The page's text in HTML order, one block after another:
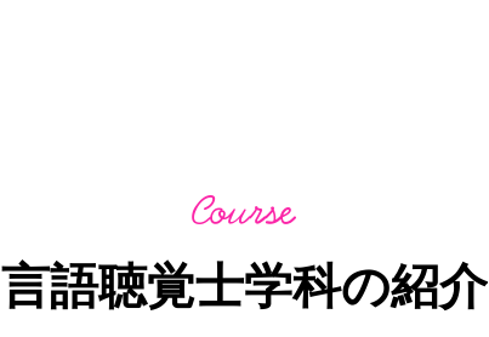
言語聴覚士学科の紹介